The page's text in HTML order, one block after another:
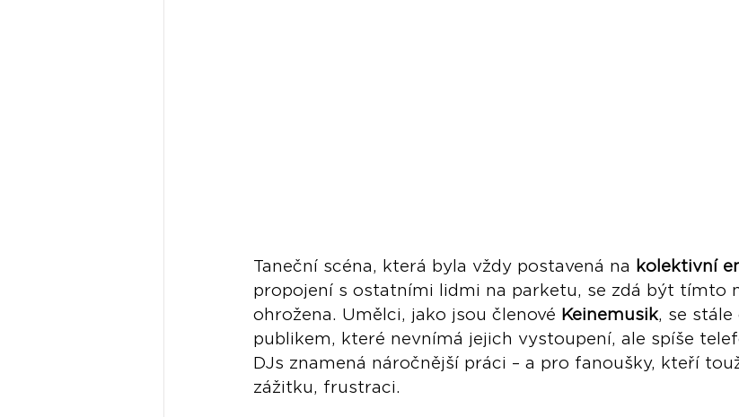
Taneční scéna, která byla vždy postavená na kolektivní
propojení s ostatními lidmi na parketu, se zdá být tímto
ohrožena. Umělci, jako jsou členové Keinemusik, se
publikem, které nevnímá jejich vystoupení, ale spíše
DJs znamená náročnější práci – a pro fanoušky, kteří
zážitku, frustraci.